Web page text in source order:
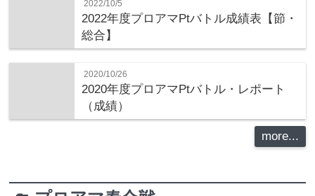
2022/10/5
2022年度プロアマPtバトル成績表【節・
総合】
2020/10/26
2020年度プロアマPtバトル・レポート
（成績）
more...